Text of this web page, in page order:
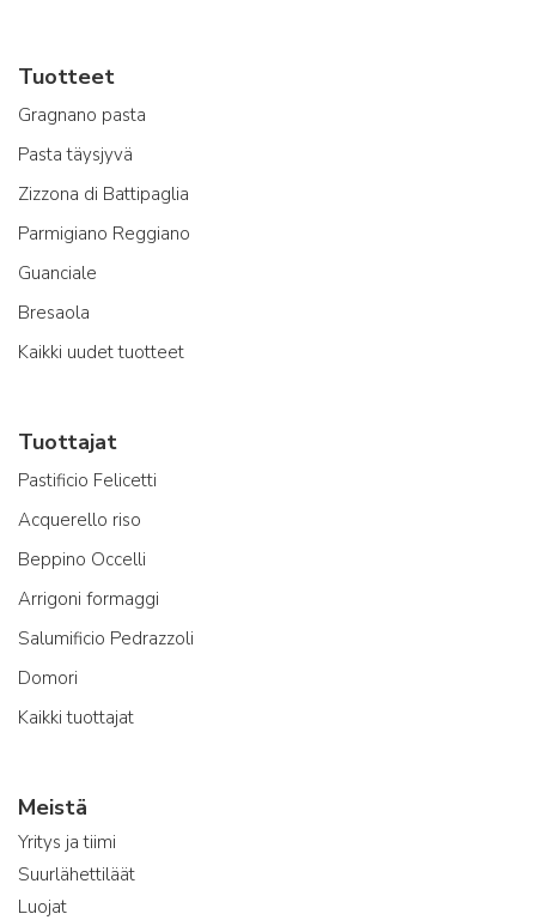
Tuotteet
Gragnano pasta
Pasta täysjyvä
Zizzona di Battipaglia
Parmigiano Reggiano
Guanciale
Bresaola
Kaikki uudet tuotteet
Tuottajat
Pastificio Felicetti
Acquerello riso
Beppino Occelli
Arrigoni formaggi
Salumificio Pedrazzoli
Domori
Kaikki tuottajat
Meistä
Yritys ja tiimi
Suurlähettiläät
Luojat